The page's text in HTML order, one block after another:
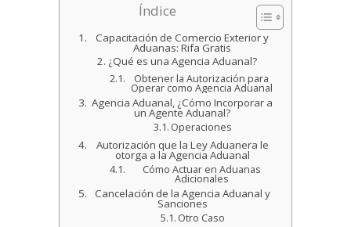
Índice
Capacitación de Comercio Exterior y
Aduanas: Rifa Gratis
¿Qué es una Agencia Aduanal?
Obtener la Autorización para
Operar como Agencia Aduanal
Agencia Aduanal, ¿Cómo Incorporar a
un Agente Aduanal?
Operaciones
Autorización que la Ley Aduanera le
otorga a la Agencia Aduanal
Cómo Actuar en Aduanas
Adicionales
Cancelación de la Agencia Aduanal y
Sanciones
Otro Caso